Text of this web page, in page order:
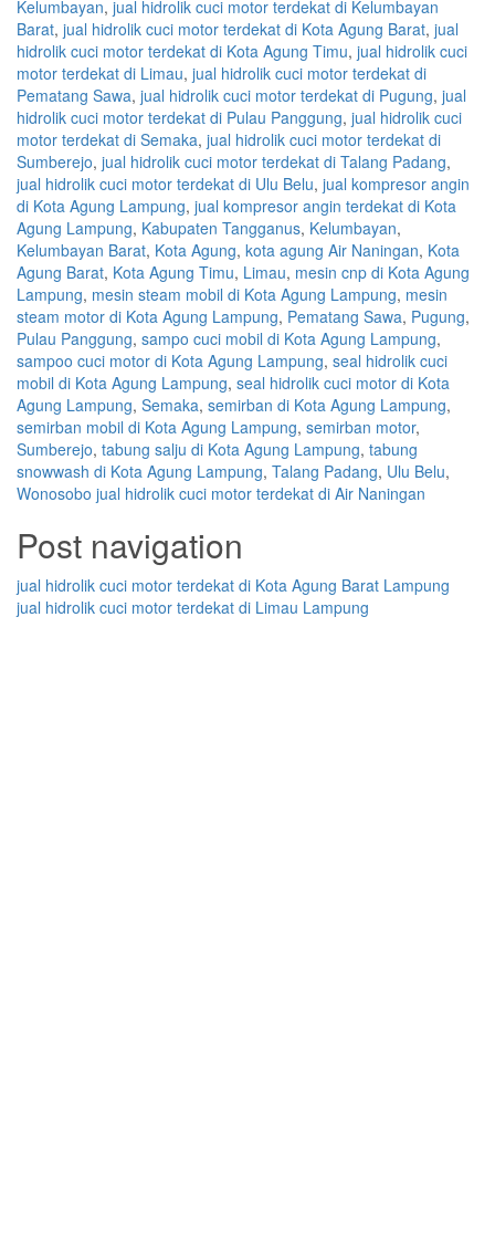
Kelumbayan, jual hidrolik cuci motor terdekat di Kelumbayan
Barat, jual hidrolik cuci motor terdekat di Kota Agung Barat, jual
hidrolik cuci motor terdekat di Kota Agung Timu, jual hidrolik cuci
motor terdekat di Limau, jual hidrolik cuci motor terdekat di
Pematang Sawa, jual hidrolik cuci motor terdekat di Pugung, jual
hidrolik cuci motor terdekat di Pulau Panggung, jual hidrolik cuci
motor terdekat di Semaka, jual hidrolik cuci motor terdekat di
Sumberejo, jual hidrolik cuci motor terdekat di Talang Padang,
jual hidrolik cuci motor terdekat di Ulu Belu, jual kompresor angin
di Kota Agung Lampung, jual kompresor angin terdekat di Kota
Agung Lampung, Kabupaten Tangganus, Kelumbayan,
Kelumbayan Barat, Kota Agung, kota agung Air Naningan, Kota
Agung Barat, Kota Agung Timu, Limau, mesin cnp di Kota Agung
Lampung, mesin steam mobil di Kota Agung Lampung, mesin
steam motor di Kota Agung Lampung, Pematang Sawa, Pugung,
Pulau Panggung, sampo cuci mobil di Kota Agung Lampung,
sampoo cuci motor di Kota Agung Lampung, seal hidrolik cuci
mobil di Kota Agung Lampung, seal hidrolik cuci motor di Kota
Agung Lampung, Semaka, semirban di Kota Agung Lampung,
semirban mobil di Kota Agung Lampung, semirban motor,
Sumberejo, tabung salju di Kota Agung Lampung, tabung
snowwash di Kota Agung Lampung, Talang Padang, Ulu Belu,
Wonosobo jual hidrolik cuci motor terdekat di Air Naningan
Post navigation
jual hidrolik cuci motor terdekat di Kota Agung Barat Lampung
jual hidrolik cuci motor terdekat di Limau Lampung